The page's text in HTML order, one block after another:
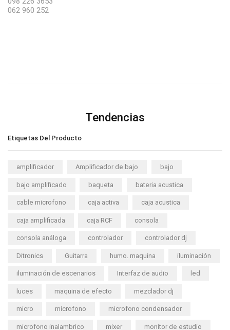
062 960 252
Tendencias
Etiquetas Del Producto
amplificador Amplificador de bajo bajo
bajo amplificado baqueta bateria acustica
cable microfono caja activa caja acustica
caja amplificada caja RCF consola
consola análoga controlador controlador dj
Ditronics Guitarra humo. maquina iluminación
iluminación de escenarios Interfaz de audio led
luces maquina de efecto mezclador dj
micro microfono microfono condensador
microfono inalambrico mixer monitor de estudio